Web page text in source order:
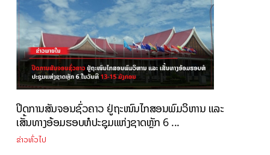
ປິດການສັນຈອນຊົ່ວຄາວ ຢູ່ຖະໜົນໄກສອນພົມວິຫານ ແລະ
ເສັ້ນທາງອ້ອມຮອບຫໍປະຊຸມແຫ່ງຊາດຫຼັກ 6 ...
ຂ່າວທົ່ວໄປ